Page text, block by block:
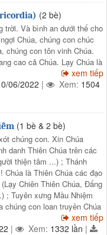
(2 bè)
trời. Và bình an dưới thế cho
Chúa, chúng con chúc
chúng con tôn vinh Chúa.
cao cả Chúa. Lạy Chúa là
xem tiếp
06/2022 | Xem: 1504
(1 bè & 2 bè)
chúng con. Xin Chúa
danh Thiên Chúa trên các
thiện tâm ...) ; Thánh
Chúa là Thiên Chúa các đạo
Chiên Thiên Chúa, Đấng
; Tuyên xưng Mầu Nhiệm
con loan truyền Chúa
xem tiếp
| Xem: 1332 lần |